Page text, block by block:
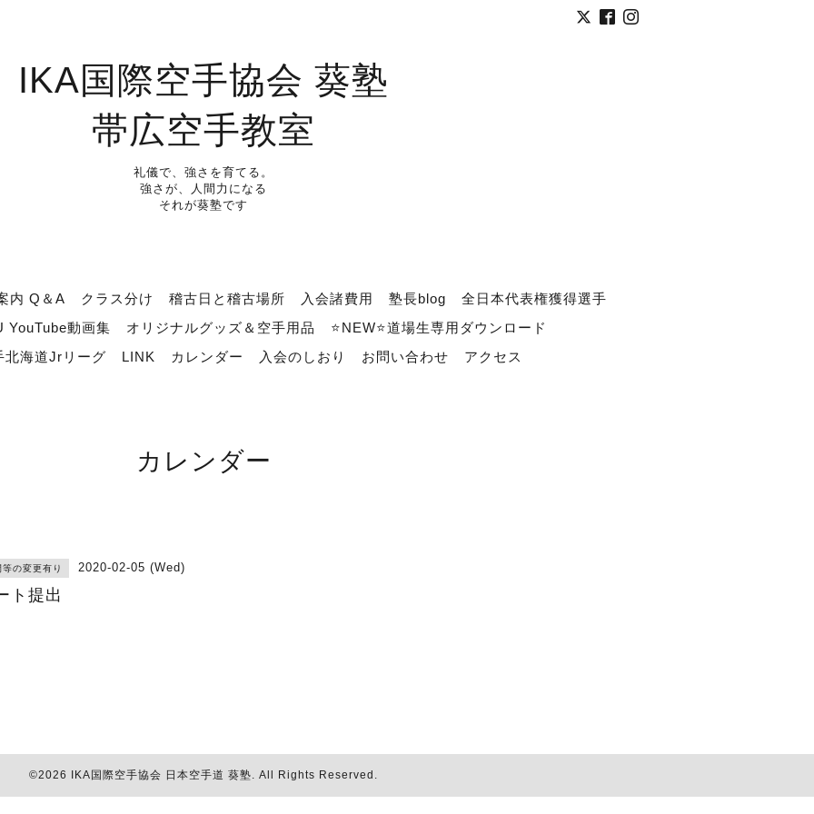
IKA国際空手協会 葵塾
帯広空手教室
礼儀で、強さを育てる。
強さが、人間力になる
それが葵塾です
内 Q＆A クラス分け 稽古日と稽古場所 入会諸費用 塾長blog
全日本代表権獲得選手
YouTube動画集
オリジナルグッズ＆空手用品
⭐NEW⭐道場生専用ダウンロード
北海道Jrリーグ
LINK カレンダー 入会のしおり お問い合わせ アクセス
カレンダー
等の変更有り 2020-02-05 (Wed)
ト提出
©2026 IKA国際空手協会 日本空手道 葵塾. All Rights Reserved.